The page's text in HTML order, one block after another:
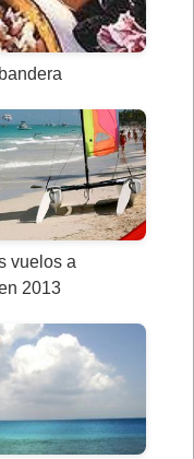
vuelos a
2013